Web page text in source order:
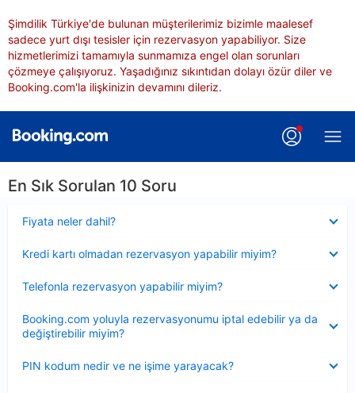
Şimdilik Türkiye'de bulunan müşterilerimiz bizimle maalesef
sadece yurt dışı tesisler için rezervasyon yapabiliyor. Size
hizmetlerimizi tamamıyla sunmamıza engel olan sorunları
çözmeye çalışıyoruz. Yaşadığınız sıkıntıdan dolayı özür diler ve
Booking.com'la ilişkinizin devamını dileriz.
En Sık Sorulan 10 Soru
Fiyata neler dahil?
Kredi kartı olmadan rezervasyon yapabilir miyim?
Telefonla rezervasyon yapabilir miyim?
Booking.com yoluyla rezervasyonumu iptal edebilir ya da
değiştirebilir miyim?
PIN kodum nedir ve ne işime yarayacak?